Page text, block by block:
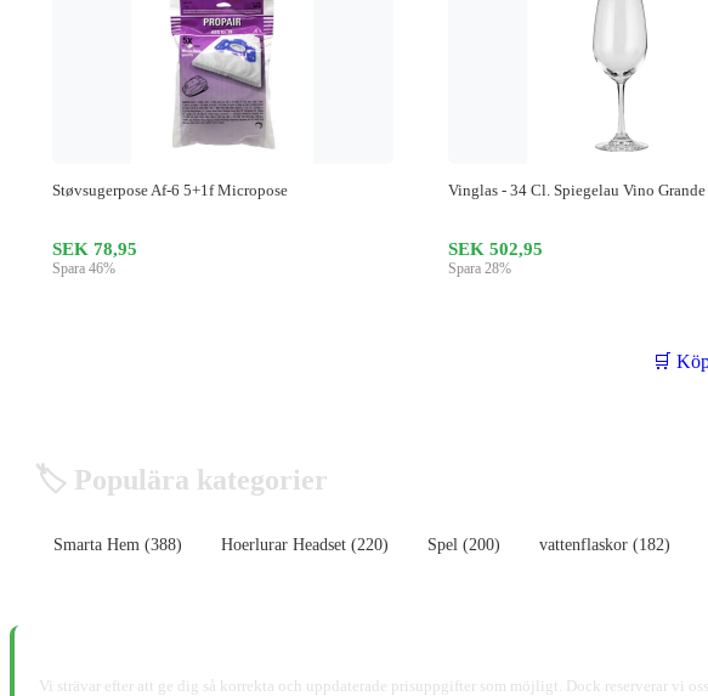
Støvsugerpose Af-6 5+1f Micropose
SEK 78,95
Spara 46%
Vinglas - 34 Cl. Spiegelau Vino Grande
SEK 502,95
Spara 28%
🛒
🏷️ Populära kategorier
Smarta Hem (388) Hoerlurar Headset (220) Spel (200) vattenflaskor (182)
Vi strävar efter att ge dig så korrekta och uppdaterade prisuppgifter som möjligt. Dock reserverar vi